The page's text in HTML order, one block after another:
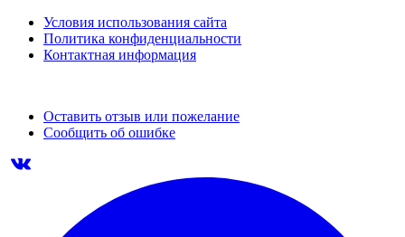
Условия использования сайта
Политика конфиденциальности
Контактная информация
Оставить отзыв или пожелание
Сообщить об ошибке